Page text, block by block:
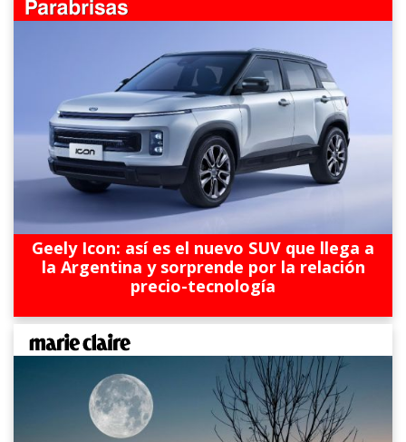
Geely Icon: así es el nuevo SUV que llega a
la Argentina y sorprende por la relación
precio-tecnología